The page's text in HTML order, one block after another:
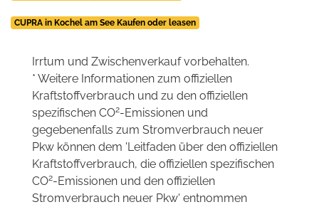
CUPRA in Kochel am See Kaufen oder leasen
Irrtum und Zwischenverkauf vorbehalten.
* Weitere Informationen zum offiziellen
Kraftstoffverbrauch und zu den offiziellen
spezifischen CO2-Emissionen und
gegebenenfalls zum Stromverbrauch neuer
Pkw können dem 'Leitfaden über den offiziellen
Kraftstoffverbrauch, die offiziellen spezifischen
CO2-Emissionen und den offiziellen
Stromverbrauch neuer Pkw' entnommen